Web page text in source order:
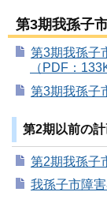
第3期我孫子
第3期我孫子
（PDF：
第3期我孫子
第2期以前の
第2期我孫子
我孫子市障